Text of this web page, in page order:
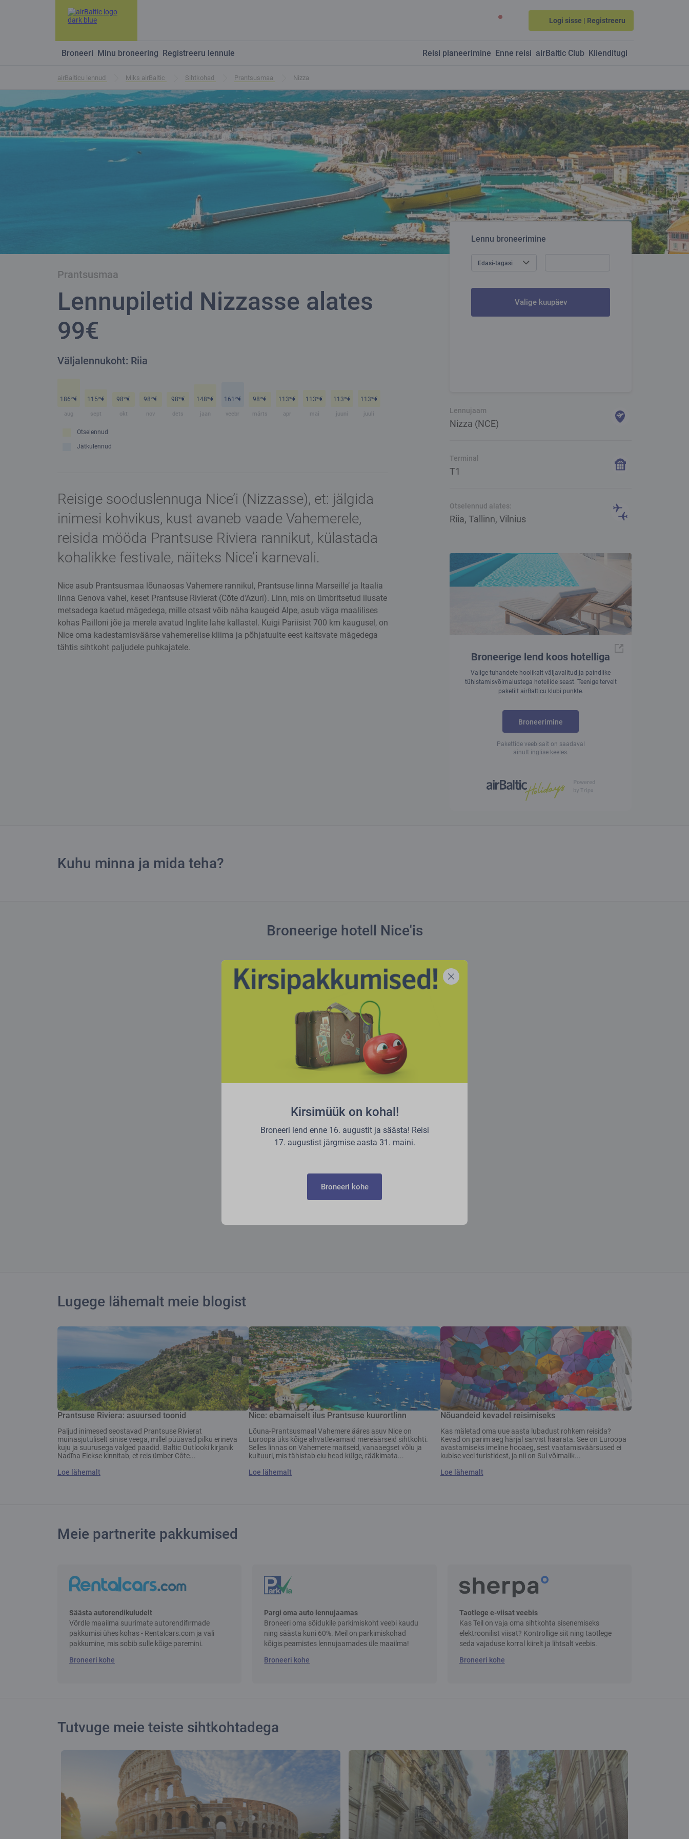
Logi sisse | Registreeru
Broneeri Minu broneering Registreeru lennule Reisi planeerimine Enne reisi airBaltic Club Klienditugi
airBalticu lennud Miks airBaltic Sihtkohad Prantsusmaa Nizza
Prantsusmaa
Lennupiletid Nizzasse alates
99€
Väljalennukoht: Riia
18699€
aug
11599€
sept
9899€
okt
9899€
nov
9899€
dets
14899€
jaan
161 99€
veebr
9899€
märts
11399€
apr
11399€
mai
11399€
juuni
11399€
juuli
Otselennud
Jätkulennud
Reisige sooduslennuga Nice’i (Nizzasse), et: jälgida
inimesi kohvikus, kust avaneb vaade Vahemerele,
reisida mööda Prantsuse Riviera rannikut, külastada
kohalikke festivale, näiteks Nice’i karnevali.
Nice asub Prantsusmaa lõunaosas Vahemere rannikul, Prantsuse linna Marseille’ ja Itaalia
linna Genova vahel, keset Prantsuse Rivierat (Cōte d'Azuri). Linn, mis on ümbritsetud ilusate
metsadega kaetud mägedega, mille otsast võib näha kaugeid Alpe, asub väga maalilises
kohas Pailloni jõe ja merele avatud Inglite lahe kallastel. Kuigi Pariisist 700 km kaugusel, on
Nice oma kadestamisväärse vahemerelise kliima ja põhjatuulte eest kaitsvate mägedega
tähtis sihtkoht paljudele puhkajatele.
Lennujaam
Nizza (NCE)
Terminal
T1
Otselennud alates:
Riia, Tallinn, Vilnius
Broneerige lend koos hotelliga
Valige tuhandete hoolikalt väljavalitud ja paindlike
tühistamisvõimalustega hotellide seast. Teenige tervelt
paketilt airBalticu klubi punkte.
Broneerimine
Pakettide veebisait on saadaval
ainult inglise keeles.
Lennu broneerimine
Edasi-tagasi
Valige kuupäev
Kuhu minna ja mida teha?
Broneerige hotell Nice'is
Lugege lähemalt meie blogist
Prantsuse Riviera: asuursed toonid
Paljud inimesed seostavad Prantsuse Rivierat
muinasjutuliselt sinise veega, millel püüavad pilku erineva
kuju ja suurusega valged paadid. Baltic Outlooki kirjanik
Nadīna Elekse kinnitab, et reis ümber Côte...
Loe lähemalt
Nice: ebamaiselt ilus Prantsuse kuurortlinn
Lõuna-Prantsusmaal Vahemere ääres asuv Nice on
Euroopa üks kõige ahvatlevamaid mereäärseid sihtkohti.
Selles linnas on Vahemere maitseid, vanaaegset võlu ja
kultuuri, mis tähistab elu head külge, rääkimata...
Loe lähemalt
Nõuandeid kevadel reisimiseks
Kas mäletad oma uue aasta lubadust rohkem reisida?
Kevad on parim aeg härjal sarvist haarata. See on Euroopa
avastamiseks imeline hooaeg, sest vaatamisväärsused ei
kubise veel turistidest, ja nii on Sul võimalik...
Loe lähemalt
Meie partnerite pakkumised
Säästa autorendikuludelt
Võrdle maailma suurimate autorendifirmade
pakkumisi ühes kohas - Rentalcars.com ja vali
pakkumine, mis sobib sulle kõige paremini.
Broneeri kohe
Pargi oma auto lennujaamas
Broneeri oma sõidukile parkimiskoht veebi kaudu
ning säästa kuni 60%. Meil on parkimiskohad
kõigis peamistes lennujaamades üle maailma!
Broneeri kohe
Taotlege e-viisat veebis
Kas Teil on vaja oma sihtkohta sisenemiseks
elektroonilist viisat? Kontrollige siit ning taotlege
seda vajaduse korral kiirelt ja lihtsalt veebis.
Broneeri kohe
Tutvuge meie teiste sihtkohtadega
Kirsimüük on kohal!
Broneeri lend enne 16. augustit ja säästa! Reisi
17. augustist järgmise aasta 31. maini.
Broneeri kohe